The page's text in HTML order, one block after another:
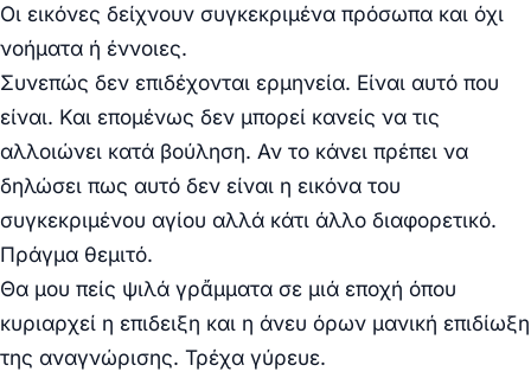
Οι εικόνες δείχνουν συγκεκριμένα πρόσωπα και όχι
νοήματα ή έννοιες.
Συνεπώς δεν επιδέχονται ερμηνεία. Είναι αυτό που
είναι. Και επομένως δεν μπορεί κανείς να τις
αλλοιώνει κατά βούληση. Αν το κάνει πρέπει να
δηλώσει πως αυτό δεν είναι η εικόνα του
συγκεκριμένου αγίου αλλά κάτι άλλο διαφορετικό.
Πράγμα θεμιτό.
Θα μου πείς ψιλά γρἄμματα σε μιά εποχή όπου
κυριαρχεί η επιδειξη και η άνευ όρων μανική επιδίωξη
της αναγνώρισης. Τρέχα γύρευε.